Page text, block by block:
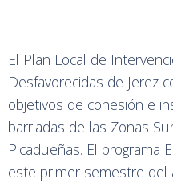
El Plan Local de
Desfavorecidas de Jerez
objetivos de cohesión e
barriadas de las Zonas
Picadueñas. El programa
este primer semestre del